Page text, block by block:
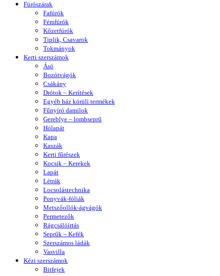
Fúrószárak
Fafúrók
Fémfúrók
Kőzetfúrók
Tiplik, Csavarok
Tokmányok
Kerti szerszámok
Ásó
Bozótvágók
Csákány
Drótok – Kerítések
Egyéb ház körüli termékek
Fűnyíró damilok
Gereblye – lombseprű
Hólapát
Kapa
Kaszák
Kerti fűrészek
Kocsik – Kerekek
Lapát
Létrák
Locsolástechnika
Ponyvák-fóliák
Metszőollók-ágvágók
Permetezők
Rágcsálóírtás
Seprűk – Kefék
Szerszámos ládák
Vasvilla
Kézi szerszámok
Bitfejek